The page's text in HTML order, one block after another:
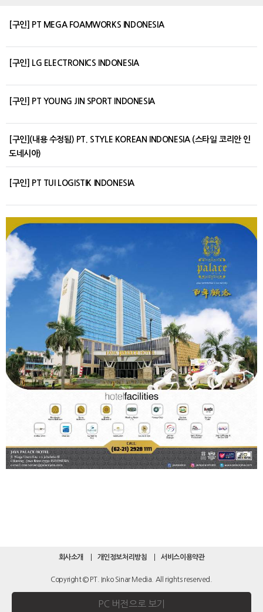
[구인] PT MEGA FOAMWORKS INDONESIA
[구인] LG ELECTRONICS INDONESIA
[구인] PT YOUNG JIN SPORT INDONESIA
[구인](내용 수정됨) PT. STYLE KOREAN INDONESIA (스타일 코리안 인
도네시아)
[구인] PT TUI LOGISTIK INDONESIA
회사소개 개인정보처리방침 서비스이용약관
Copyright © PT. Inko Sinar Media. All rights reserved.
PC 버전으로 보기